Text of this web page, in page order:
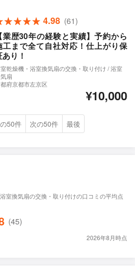
4.98 (61)
【業歴30年の経験と実績】予約から
工まで全て自社対応！仕上がり保
り！
乾燥機・浴室換気扇の交換・取り付け / 浴室
扇
府京都市左京区
¥10,000
50件 次の50件 最後
室換気扇の交換・取り付けの口コミの平均点
(45)
2026年8月時点